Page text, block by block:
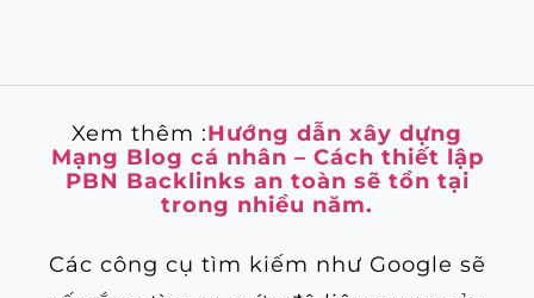
Xem thêm :Hướng dẫn xây dựng
Mạng Blog cá nhân – Cách thiết lập
PBN Backlinks an toàn sẽ tồn tại
trong nhiều năm.
Các công cụ tìm kiếm như Google sẽ